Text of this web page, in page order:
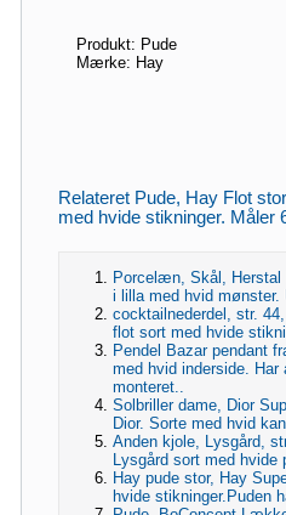
Produkt: Pude
Mærke: Hay
Relateret Pude, Hay Flot
med hvide stikninger. Måler
Porcelæn, Skål, Herstal
i lilla med hvid mønster.
cocktailnederdel, str.
flot sort med hvide
Pendel Bazar pendant
med hvid inderside.
monteret..
Solbriller dame, Dior
Dior. Sorte med hvid
Anden kjole, Lysgård,
Lysgård sort med hvide
Hay pude stor, Hay
hvide stikninger.Puden